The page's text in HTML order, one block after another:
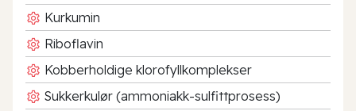
Kurkumin
Riboflavin
Kobberholdige klorofyllkomplekser
Sukkerkulør (ammoniakk-sulfittprosess)